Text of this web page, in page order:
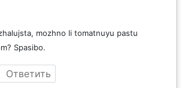
mozhno li tomatnuyu pastu
Spasibo.
Ответить